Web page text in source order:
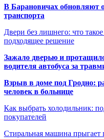
В Барановичах обновляют
транспорта
Двери без лишнего: что
подходящее решение
Зажало дверью и
водителя автобуса за
Взрыв в доме под Гродно:
человек в больнице
Как выбрать холодильник:
покупателей
Стиральная машина